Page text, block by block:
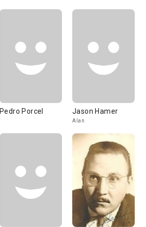
Pedro Porcel Jason Hamer
Alan